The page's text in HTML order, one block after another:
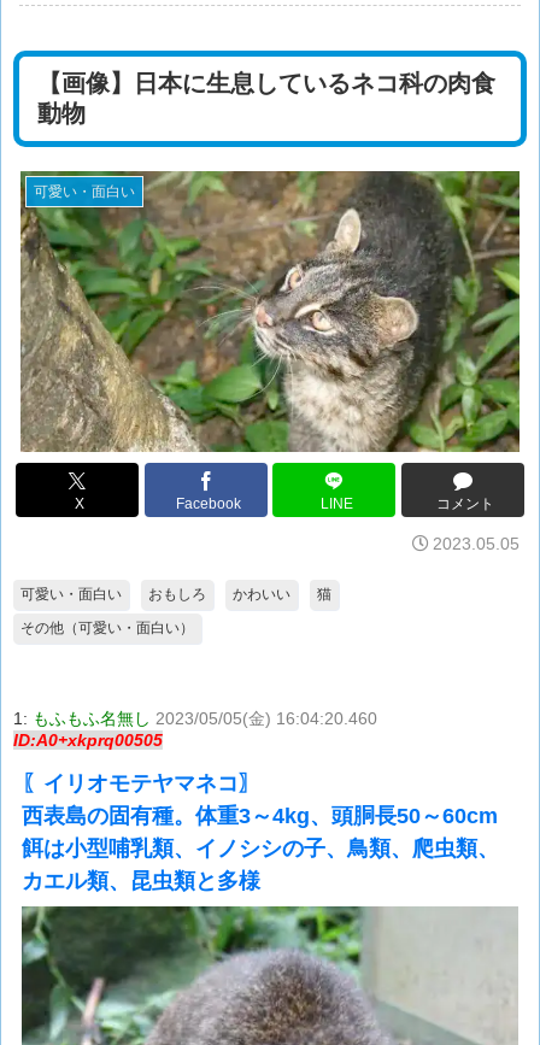
【画像】日本に生息しているネコ科の肉食
動物
可愛い・面白い
X Facebook LINE コメント
2023.05.05
可愛い・面白い おもしろ かわいい
猫
その他（可愛い・面白い）
1: もふもふ名無し 2023/05/05(金) 16:04:20.460
ID:A0+xkprq00505
〖イリオモテヤマネコ〗
西表島の固有種。体重3～4kg、頭胴長50～60cm
餌は小型哺乳類、イノシシの子、鳥類、爬虫類、
カエル類、昆虫類と多様